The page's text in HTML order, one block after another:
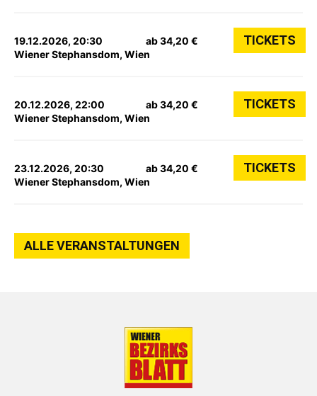
19.12.2026, 20:30
Wiener Stephansdom, Wien
ab 34,20 € TICKETS
20.12.2026, 22:00
Wiener Stephansdom, Wien
ab 34,20 € TICKETS
23.12.2026, 20:30
Wiener Stephansdom, Wien
ab 34,20 € TICKETS
ALLE VERANSTALTUNGEN